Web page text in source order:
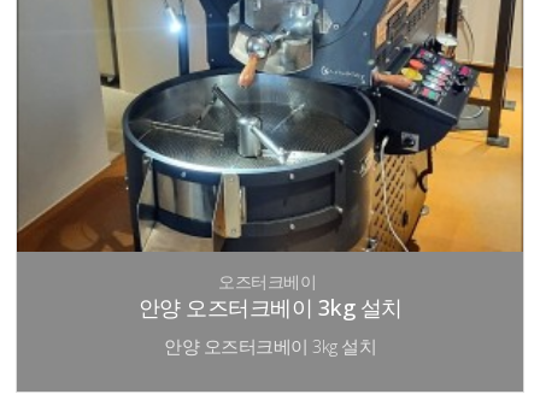
오즈터크베이
안양 오즈터크베이 3kg 설치
안양 오즈터크베이 3kg 설치